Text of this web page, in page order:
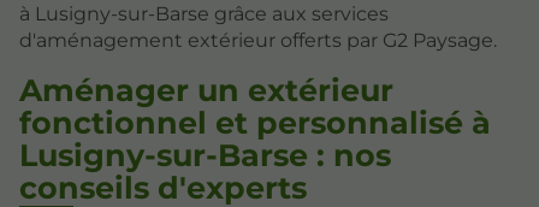
à Lusigny-sur-Barse grâce aux services
d'aménagement extérieur offerts par G2 Paysage.
Aménager un extérieur
fonctionnel et personnalisé à
Lusigny-sur-Barse : nos
conseils d'experts